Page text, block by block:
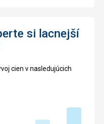
si lacnejší
cien v nasledujúcich